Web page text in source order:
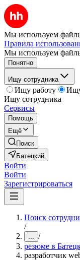
Мы используем
Правила
Мы используем
Понятно
Ищу сотрудника
Ищу работу
Ищу сотрудника
Сервисы
Помощь
Ещё
Поиск
Батецкий
Войти
Войти
Зарегистрироваться
Поиск
/
... /
резюме в
разработчик